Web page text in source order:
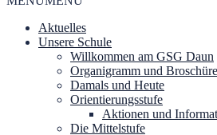
Aktuelles
Unsere Schule
Willkommen am GSG Daun
Organigramm und Broschüre
Damals und Heute
Orientierungsstufe
Aktionen und
Die Mittelstufe